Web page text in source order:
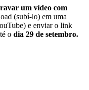
um vídeo com
(subí-lo) em uma
e enviar o link
o dia 29 de setembro.